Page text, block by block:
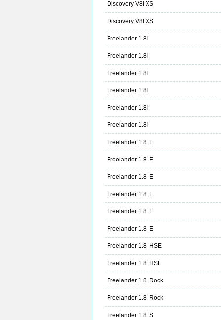
Discovery V8I XS
Discovery V8I XS
Freelander 1.8I
Freelander 1.8I
Freelander 1.8I
Freelander 1.8I
Freelander 1.8I
Freelander 1.8I
Freelander 1.8i E
Freelander 1.8i E
Freelander 1.8i E
Freelander 1.8i E
Freelander 1.8i E
Freelander 1.8i E
Freelander 1.8i HSE
Freelander 1.8i HSE
Freelander 1.8i Rock
Freelander 1.8i Rock
Freelander 1.8i S